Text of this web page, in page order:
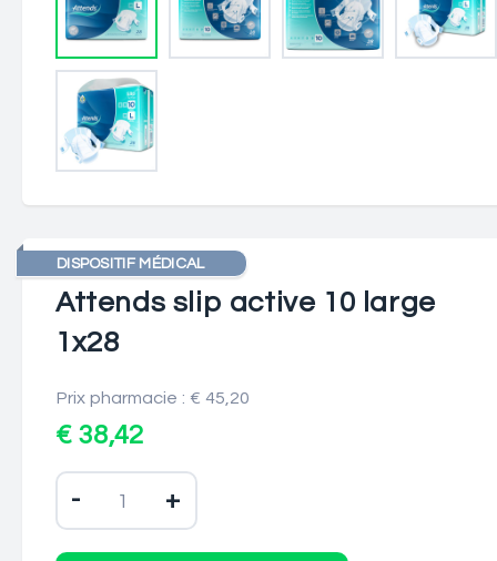
DISPOSITIF MÉDICAL
Attends slip active 10 large
1x28
Prix pharmacie : € 45,20
€ 38,42
- +